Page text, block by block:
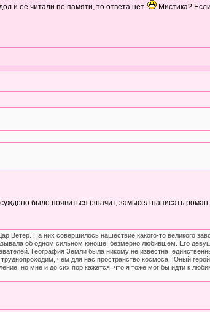
и её читали по памяти, то ответа нет.
Мистика?
было появиться (значит, замысел написать
Ветер. На них совершилось нашествие какого-то великого
об одном сильном юноше, безмерно любившем. Его
География Земли была никому не известна,
чем для нас пространство космоса. Юный
но мне и до сих пор кажется, что я тоже мог бы идти к